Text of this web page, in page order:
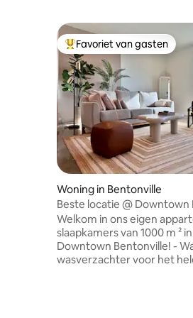
Topfavoriet van gasten
Favoriet van gasten
Woning in Bentonville
Beste locatie @ Downtown
slaapkamers, 1 badkamer)
Welkom in ons eigen
slaapkamers van 1000 m ²
Downtown Bentonville! - Waterfilter en
wasverzachter voor het